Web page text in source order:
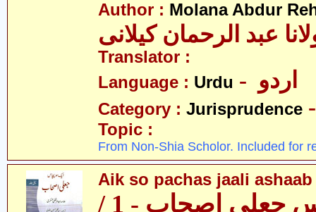
Author : Molana Abdur
عبد الرحمان کیلانی
Translator :
Language : Urdu
Category : Jurisprudence
Topic :
From Non-Shia Scholor. Included for
Aik so pachas jaali ashaab
ایک سو پچاس جعلی اصحاب - 1 /